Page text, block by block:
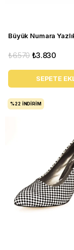
₺3.830
₺6.570
SEPETE
%22 İNDIRIM